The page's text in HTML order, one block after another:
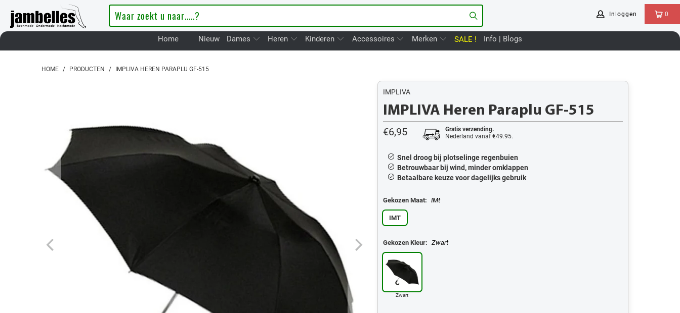
0
Inloggen
Home Nieuw Dames Heren Kinderen Accessoires Merken SALE ! Info | Blogs
HOME / PRODUCTEN / IMPLIVA HEREN PARAPLU GF-515
IMPLIVA
IMPLIVA Heren Paraplu GF-515
€6,95
Gratis verzending.
Nederland vanaf €49.95.
Snel droog bij plotselinge regenbuien
Betrouwbaar bij wind, minder omklappen
Betaalbare keuze voor dagelijks gebruik
Gekozen Maat: IMt
IMT
Gekozen Kleur: Zwart
Zwart